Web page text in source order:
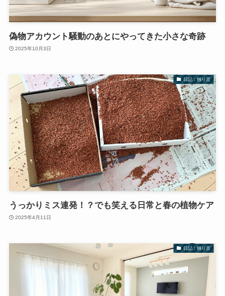
偽物アカウント騒動のあとにやってきた小さな奇跡
2025年10月3日
日記：独り言
うっかりミス連発！？でも笑える日常と春の植物ケア
2025年4月11日
日記：独り言